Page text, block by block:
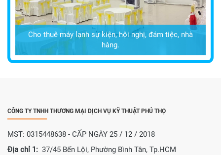
Cho thuê máy lạnh sự kiện, hội nghị, đám tiệc, nhà
hàng.
CÔNG TY TNHH THƯƠNG MẠI DỊCH VỤ KỸ THUẬT PHÚ THỌ
MST: 0315448638 - CẤP NGÀY 25 / 12 / 2018
Địa chỉ 1: 37/45 Bến Lội, Phường Bình Tân, Tp.HCM